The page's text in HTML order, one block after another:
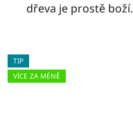
dřeva je prostě boží.
TIP
VÍCE ZA MÉNĚ